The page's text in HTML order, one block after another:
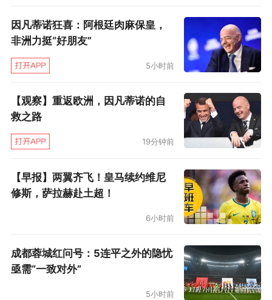
因凡蒂诺狂喜：阿根廷肉麻保皇，
非洲力挺“好朋友”
5小时前
【观察】重返欧洲，因凡蒂诺的自
救之路
19分钟前
【早报】两翼齐飞！皇马续约维尼
修斯，萨拉赫赴土超！
6小时前
成都蓉城红问号：5连平之外的隐忧
亟需“一致对外”
5小时前